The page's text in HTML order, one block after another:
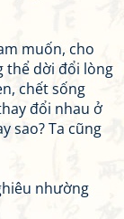
muốn, cho
thể dời đổi lòng
chết sống
đổi nhau ở
sao? Ta cũng
nhường